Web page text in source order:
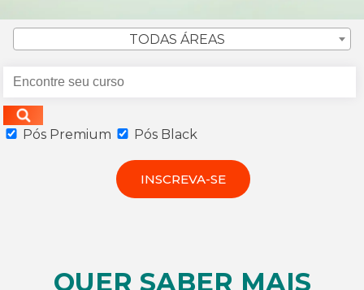
TODAS ÁREAS
Pós Premium Pós Black
INSCREVA-SE
QUER SABER MAIS